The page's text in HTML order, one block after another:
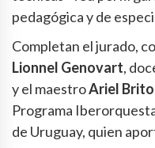
pedagógica y de
Completan el jurado,
Lionnel Genovart,
y el maestroAriel
Programa
de Uruguay, quien